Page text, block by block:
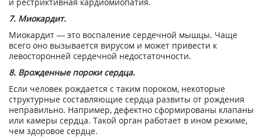
7. Миокардит.
Миокардит — это воспаление сердечной мышцы. Чаще
всего оно вызывается вирусом и может привести к
левосторонней сердечной недостаточности.
8. Врожденные пороки сердца.
Если человек рождается с таким пороком, некоторые
структурные составляющие сердца развиты от рождения
неправильно. Например, дефектно сформированы клапаны
или камеры сердца. Такой орган работает в ином режиме,
чем здоровое сердце.